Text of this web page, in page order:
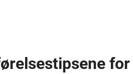
for